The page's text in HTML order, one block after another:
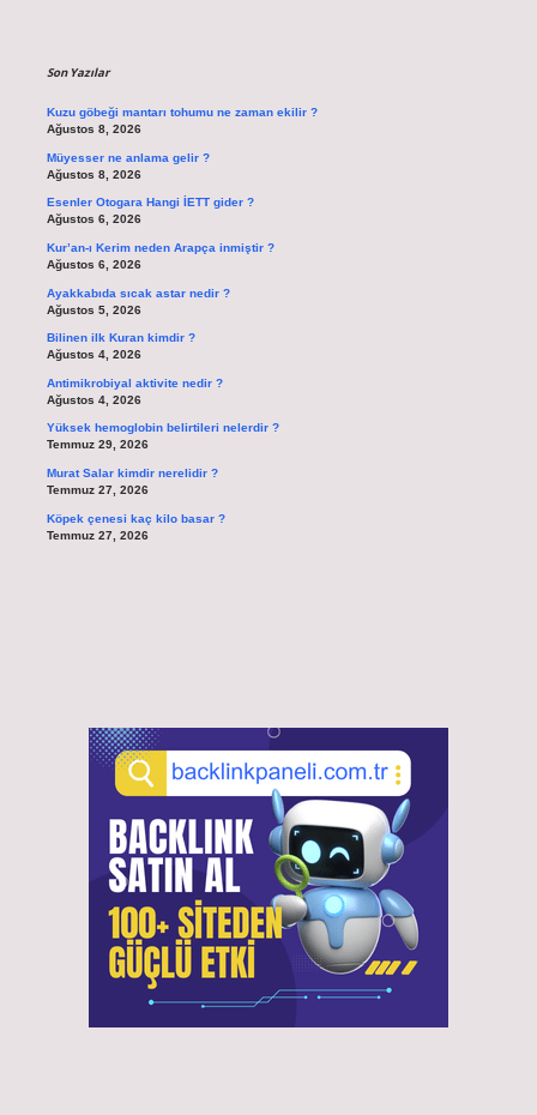
Son Yazılar
Kuzu göbeği mantarı tohumu ne zaman ekilir ?
Ağustos 8, 2026
Müyesser ne anlama gelir ?
Ağustos 8, 2026
Esenler Otogara Hangi İETT gider ?
Ağustos 6, 2026
Kur’an-ı Kerim neden Arapça inmiştir ?
Ağustos 6, 2026
Ayakkabıda sıcak astar nedir ?
Ağustos 5, 2026
Bilinen ilk Kuran kimdir ?
Ağustos 4, 2026
Antimikrobiyal aktivite nedir ?
Ağustos 4, 2026
Yüksek hemoglobin belirtileri nelerdir ?
Temmuz 29, 2026
Murat Salar kimdir nerelidir ?
Temmuz 27, 2026
Köpek çenesi kaç kilo basar ?
Temmuz 27, 2026